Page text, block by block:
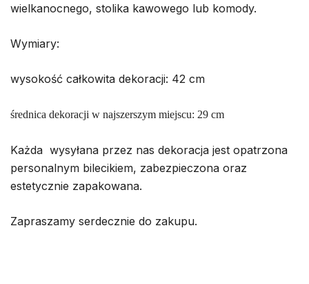
wielkanocnego, stolika kawowego lub komody.
Wymiary:
wysokość całkowita dekoracji: 42 cm
średnica dekoracji w najszerszym miejscu: 29 cm
Każda wysyłana przez nas dekoracja jest opatrzona
personalnym bilecikiem, zabezpieczona oraz
estetycznie zapakowana.
Zapraszamy serdecznie do zakupu.